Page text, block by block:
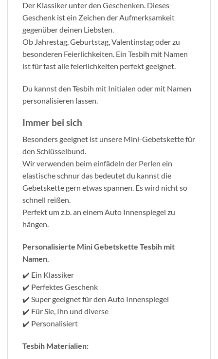
Der Klassiker unter den Geschenken. Dieses
Geschenk ist ein Zeichen der Aufmerksamkeit
gegenüber deinen Liebsten.
Ob Jahrestag, Geburtstag, Valentinstag oder zu
besonderen Feierlichkeiten. Ein Tesbih mit Namen
ist für fast alle feierlichkeiten perfekt geeignet.
Du kannst den Tesbih mit Initialen oder mit Namen
personalisieren lassen.
Immer bei sich
Besonders geeignet ist unsere Mini-Gebetskette für
den Schlüsselbund.
Wir verwenden beim einfädeln der Perlen ein
elastische schnur das bedeutet du kannst die
Gebetskette gern etwas spannen. Es wird nicht so
schnell reißen.
Perfekt um z.b. an einem Auto Innenspiegel zu
hängen.
Personalisierte Mini Gebetskette Tesbih mit
Namen.
✔️ Ein Klassiker
✔️ Perfektes Geschenk
✔️ Super geeignet für den Auto Innenspiegel
✔️ Für Sie, Ihn und diverse
✔️ Personalisiert
Tesbih Materialien: